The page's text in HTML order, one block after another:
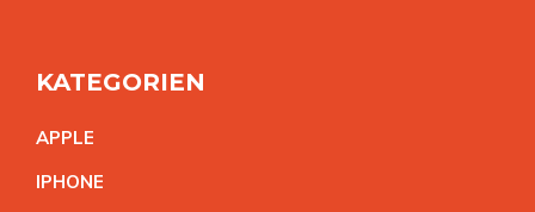
KATEGORIEN
APPLE
IPHONE